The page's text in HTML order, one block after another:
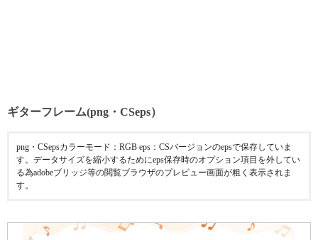
ギターフレーム(png・CSeps）
png・CSepsカラーモード：RGB eps：CSバージョンのepsで保存していま
す。データサイズを縮小するためにeps保存時のオプション項目を外してい
る為adobeブリッジ等の閲覧ブラウザのプレビュー画面が粗く表示されま
す。